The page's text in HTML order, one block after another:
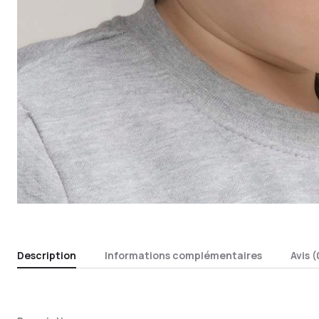
Description Informations complémentaires Avis